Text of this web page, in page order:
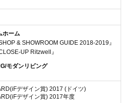
ホーム
& SHOWROOM GUIDE 2018-2019』
UP Ritzwell』
モダンリビング
生を変える家具と暮らす』
デザイン賞) 2017 (ドイツ)
デザイン賞) 2017年度